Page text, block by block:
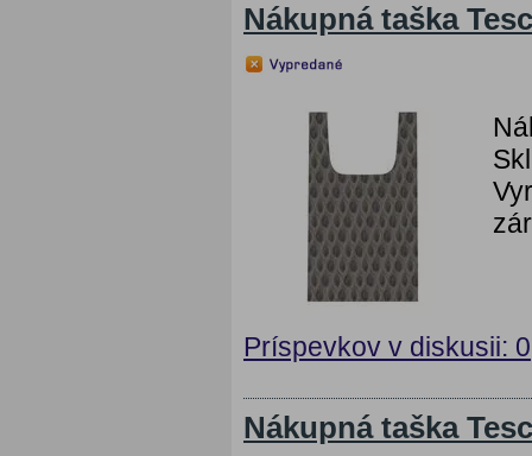
Nákupná taška
Príspevkov v diskusii: 0
Nákupná taška